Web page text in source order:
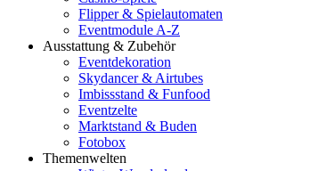
Flipper & Spielautomaten
Eventmodule A-Z
Ausstattung & Zubehör
Eventdekoration
Skydancer & Airtubes
Imbissstand & Funfood
Eventzelte
Marktstand & Buden
Fotobox
Themenwelten